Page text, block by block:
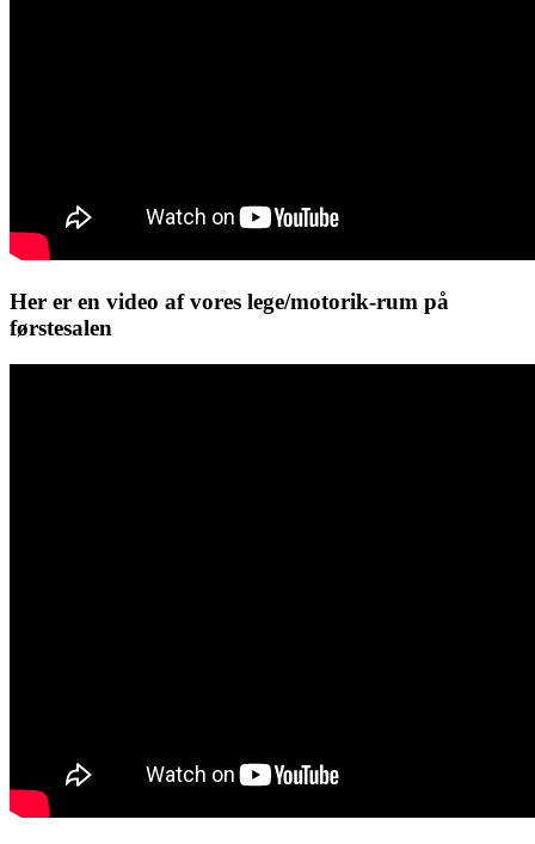
Her er en video af vores lege/motorik-rum på
førstesalen